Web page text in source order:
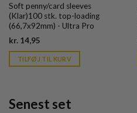
Soft penny/card sleeves
(Klar)100 stk. top-loading
(66,7x92mm) - Ultra Pro
kr. 14,95
is:
kr. 39,95.
TILFØJ TIL KURV
Senest set